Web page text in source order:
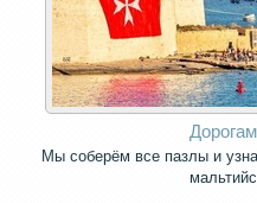
Мы соберём все пазлы и